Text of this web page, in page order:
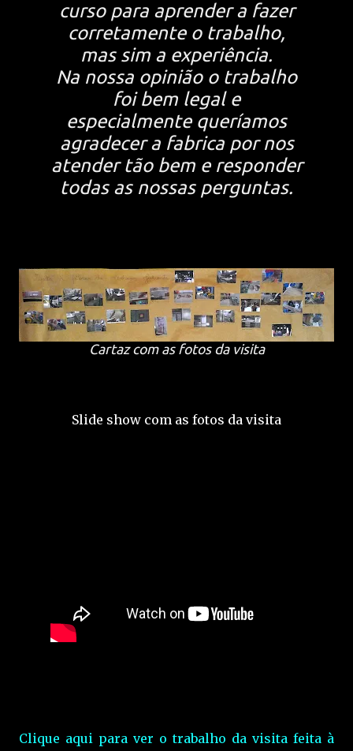
curso para aprender a fazer
corretamente o trabalho,
mas sim a experiência.
Na nossa opinião o trabalho
foi bem legal e
especialmente queríamos
agradecer a fabrica por nos
atender tão bem e responder
todas as nossas perguntas.
Cartaz com as fotos da visita
Slide show com as fotos da visita
Clique aqui para ver o trabalho da visita feita à